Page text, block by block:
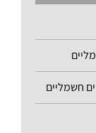
חשמליים